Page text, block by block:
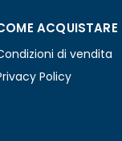
ACQUISTARE
di vendita
Policy